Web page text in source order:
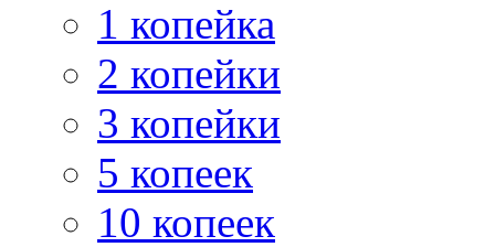
1 копейка
2 копейки
3 копейки
5 копеек
10 копеек